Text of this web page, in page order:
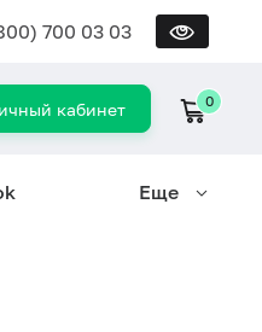
700 03 03
кабинет 0
Еще